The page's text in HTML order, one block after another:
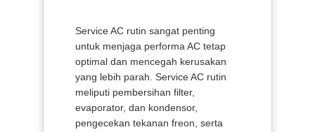
Service AC rutin sangat penting
untuk menjaga performa AC tetap
optimal dan mencegah kerusakan
yang lebih parah. Service AC rutin
meliputi pembersihan filter,
evaporator, dan kondensor,
pengecekan tekanan freon, serta